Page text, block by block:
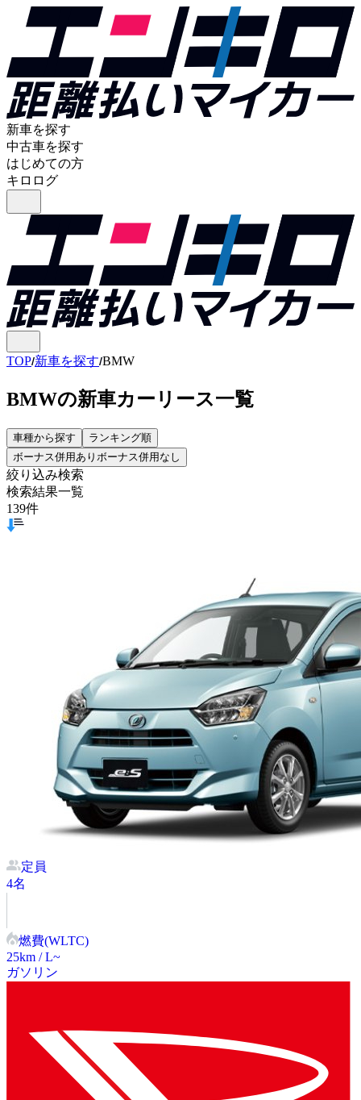
新車を探す
中古車を探す
はじめての方
キロログ
TOP 新車を探す BMW
BMWの新車カーリース一覧
車種から探す
ランキング順
ボーナス併用あり ボーナス併用なし
絞り込み検索
検索結果一覧
139件
定員
4名
燃費(WLTC)
25km / L~
ガソリン